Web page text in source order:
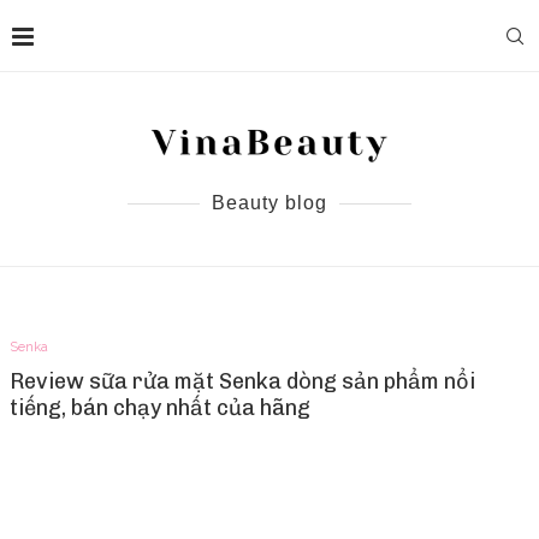
Beauty blog
Senka
Review sữa rửa mặt Senka dòng sản phẩm nổi
tiếng, bán chạy nhất của hãng